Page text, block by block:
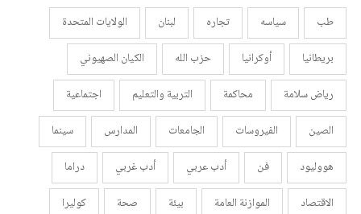
طب سياسه تجاره لبنان
الولايات المتحدة
بريطانيا
أوكرانيا حزب الله
الكيان الصهيوني
رياض سلامة
محاكمة التربية والتعليم
اجتماعية
الصين
الفيروسات الجامعات المدارس
سينما
هووليود
فن أدب عربي أدب غربي
دراما
الاقتصاد
الموازنة العامة بيئة صحة
كوليرا